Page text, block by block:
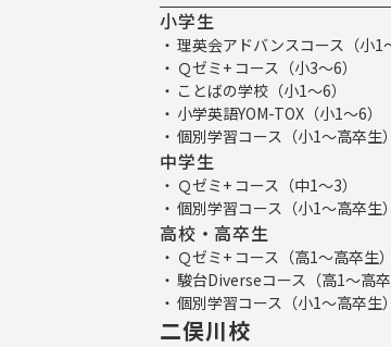
小学生
理英会アドバンスコース（小1
Ｑゼミ+ コース（小3～6）
ことばの学校（小1～6）
小学英語YOM-TOX（小1～6）
個別学習コース（小1～高卒生）
中学生
Ｑゼミ+ コース（中1～3）
個別学習コース（小1～高卒生）
高校・高卒生
Ｑゼミ+ コース（高1～高卒生）
駿台Diverseコース（高1～高卒
個別学習コース（小1～高卒生）
二俣川校